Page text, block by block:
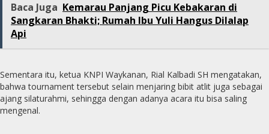
Baca Juga Kemarau Panjang Picu Kebakaran di
Sangkaran Bhakti; Rumah Ibu Yuli Hangus Dilalap
Api
Sementara itu, ketua KNPI Waykanan, Rial Kalbadi SH mengatakan,
bahwa tournament tersebut selain menjaring bibit atlit juga sebagai
ajang silaturahmi, sehingga dengan adanya acara itu bisa saling
mengenal.